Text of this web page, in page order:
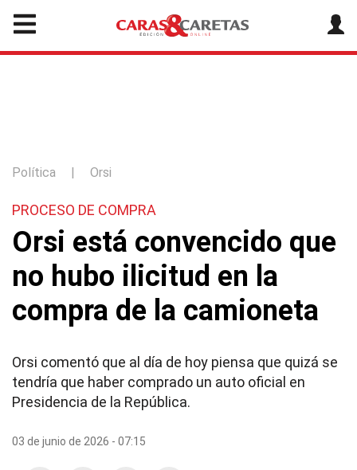
Política | Orsi
PROCESO DE COMPRA
Orsi está convencido que
no hubo ilicitud en la
compra de la camioneta
Orsi comentó que al día de hoy piensa que quizá se
tendría que haber comprado un auto oficial en
Presidencia de la República.
03 de junio de 2026 - 07:15